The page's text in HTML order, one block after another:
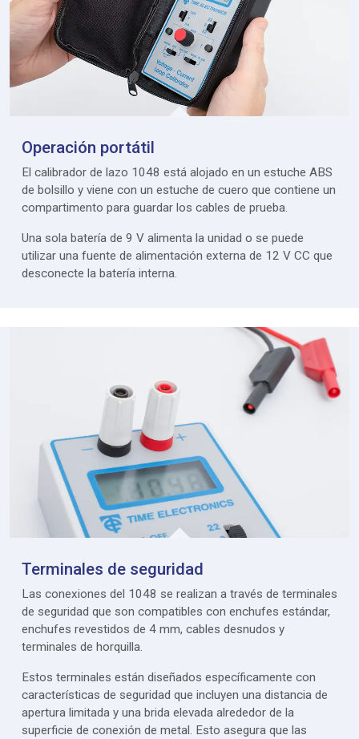
Operación portátil
El calibrador de lazo 1048 está alojado en un estuche ABS
de bolsillo y viene con un estuche de cuero que contiene un
compartimento para guardar los cables de prueba.
Una sola batería de 9 V alimenta la unidad o se puede
utilizar una fuente de alimentación externa de 12 V CC que
desconecte la batería interna.
Terminales de seguridad
Las conexiones del 1048 se realizan a través de terminales
de seguridad que son compatibles con enchufes estándar,
enchufes revestidos de 4 mm, cables desnudos y
terminales de horquilla.
Estos terminales están diseñados específicamente con
características de seguridad que incluyen una distancia de
apertura limitada y una brida elevada alrededor de la
superficie de conexión de metal. Esto asegura que las